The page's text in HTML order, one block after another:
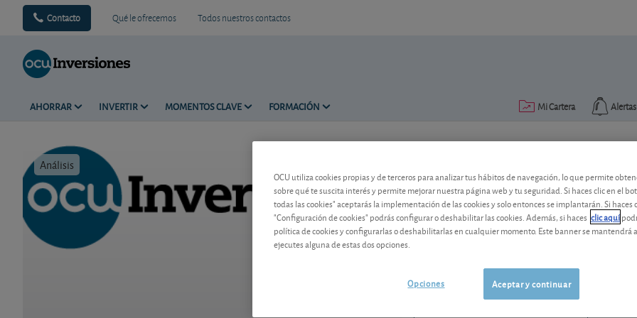
Contacto Qué le ofrecemos Todos nuestros contactos
AHORRAR INVERTIR MOMENTOS CLAVE FORMACIÓN Alertas
Mi Cartera
Análisis
ENI: su estado de forma no
El grupo petrolero y gasista no pasa
de este compañía italiana.
OCU utiliza cookies propias y de terceros para analizar tus hábitos de navegación, lo que permite
sobre qué te suscita interés y permite mejorar nuestra página web y tu seguridad. Si haces clic en el
todas las cookies" aceptarás la implementación de las cookies y solo entonces se implantarán. Si haces
"Configuración de cookies" podrás configurar o deshabilitar las cookies. Además, si haces clic aquí
política de cookies y configurarlas o deshabilitarlas en cualquier momento. Este banner se mantendrá
ejecutes alguna de estas dos opciones.
Aceptar y continuar
Opciones